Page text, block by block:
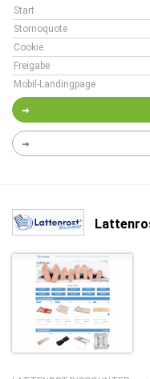
Start
Stornoquote
Cookie
Freigabe
Mobil-Landingpage